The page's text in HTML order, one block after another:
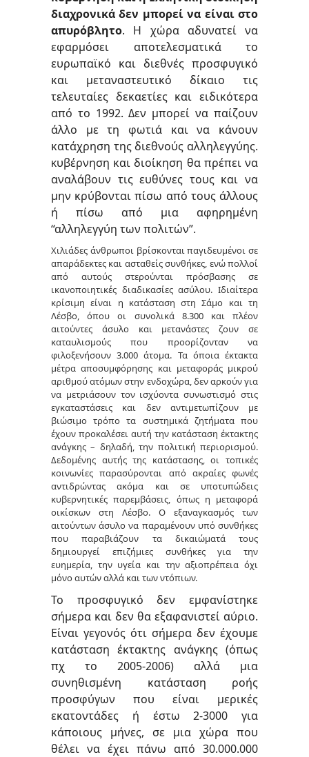
διαχρονικά δεν μπορεί να είναι στο
απυρόβλητο. Η χώρα αδυνατεί να
εφαρμόσει αποτελεσματικά το
ευρωπαϊκό και διεθνές προσφυγικό
και μεταναστευτικό δίκαιο τις
τελευταίες δεκαετίες και ειδικότερα
από το 1992. Δεν μπορεί να παίζουν
άλλο με τη φωτιά και να κάνουν
κατάχρηση της διεθνούς αλληλεγγύης.
Κυβέρνηση και διοίκηση θα πρέπει να
αναλάβουν τις ευθύνες τους και να
μην κρύβονται πίσω από τους άλλους
ή πίσω από μια αφηρημένη
“αλληλεγγύη των πολιτών”.
Χιλιάδες άνθρωποι βρίσκονται παγιδευμένοι σε
απαράδεκτες και ασταθείς συνθήκες, ενώ πολλοί
από αυτούς στερούνται πρόσβασης σε
ικανοποιητικές διαδικασίες ασύλου. Ιδιαίτερα
κρίσιμη είναι η κατάσταση στη Σάμο και τη
Λέσβο, όπου οι συνολικά 8.300 και πλέον
αιτούντες άσυλο και μετανάστες ζουν σε
καταυλισμούς που προορίζονταν να
φιλοξενήσουν 3.000 άτομα. Τα όποια έκτακτα
μέτρα αποσυμφόρησης και μεταφοράς μικρού
αριθμού ατόμων στην ενδοχώρα, δεν αρκούν για
να μετριάσουν τον ισχύοντα συνωστισμό στις
εγκαταστάσεις και δεν αντιμετωπίζουν με
βιώσιμο τρόπο τα συστημικά ζητήματα που
έχουν προκαλέσει αυτή την κατάσταση έκτακτης
ανάγκης – δηλαδή, την πολιτική περιορισμού.
Δεδομένης αυτής της κατάστασης, οι τοπικές
κοινωνίες παρασύρονται από ακραίες φωνές
αντιδρώντας ακόμα και σε υποτυπώδεις
κυβερνητικές παρεμβάσεις, όπως η μεταφορά
οικίσκων στη Λέσβο. Ο εξαναγκασμός των
αιτούντων άσυλο να παραμένουν υπό συνθήκες
που παραβιάζουν τα δικαιώματά τους
δημιουργεί επιζήμιες συνθήκες για την
ευημερία, την υγεία και την αξιοπρέπεια όχι
μόνο αυτών αλλά και των ντόπιων.
Το προσφυγικό δεν εμφανίστηκε
σήμερα και δεν θα εξαφανιστεί αύριο.
Είναι γεγονός ότι σήμερα δεν έχουμε
κατάσταση έκτακτης ανάγκης (όπως
πχ το 2005-2006) αλλά μια
συνηθισμένη κατάσταση ροής
προσφύγων που είναι μερικές
εκατοντάδες ή έστω 2-3000 για
κάποιους μήνες, σε μια χώρα που
θέλει να έχει πάνω από 30.000.000